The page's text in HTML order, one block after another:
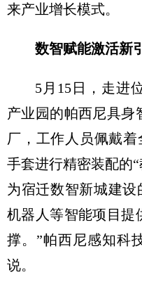
来产业增长模式。
数智赋能激活新
5月15日，走进
产业园的帕西尼具身
厂，工作人员佩戴
手套进行精密装配的
为宿迁数智新城建设
机器人等智能项目提
撑。”帕西尼感知科
说。